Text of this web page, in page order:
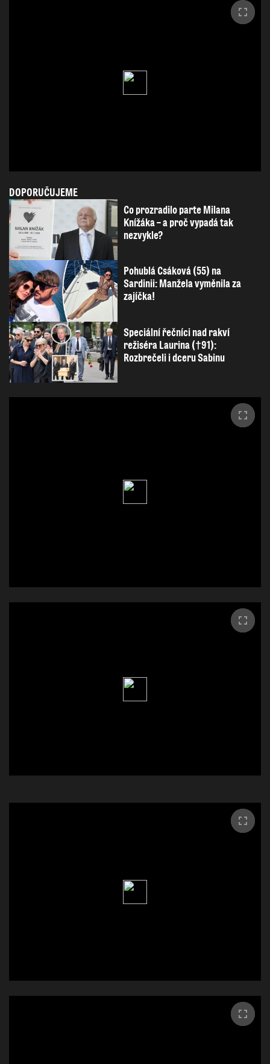
DOPORUČUJEME
Co prozradilo parte Milana
Knížáka – a proč vypadá tak
nezvykle?
Pohublá Csáková (55) na
Sardinii: Manžela vyměnila za
zajíčka!
Speciální řečníci nad rakví
režiséra Laurina (†91):
Rozbrečeli i dceru Sabinu